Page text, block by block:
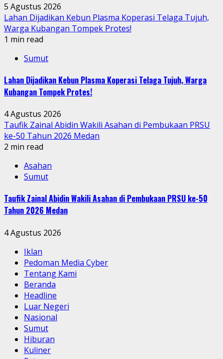
5 Agustus 2026
Lahan Dijadikan Kebun Plasma Koperasi Telaga Tujuh,
Warga Kubangan Tompek Protes!
1 min read
Sumut
Lahan Dijadikan Kebun Plasma Koperasi Telaga Tujuh, Warga
Kubangan Tompek Protes!
4 Agustus 2026
Taufik Zainal Abidin Wakili Asahan di Pembukaan PRSU
ke-50 Tahun 2026 Medan
2 min read
Asahan
Sumut
Taufik Zainal Abidin Wakili Asahan di Pembukaan PRSU ke-50
Tahun 2026 Medan
4 Agustus 2026
Iklan
Pedoman Media Cyber
Tentang Kami
Beranda
Headline
Luar Negeri
Nasional
Sumut
Hiburan
Kuliner